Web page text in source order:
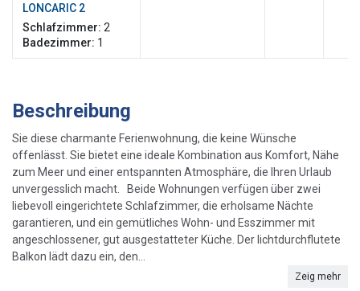
LONCARIC 2
Schlafzimmer: 2
Badezimmer: 1
Beschreibung
Sie diese charmante Ferienwohnung, die keine Wünsche
offenlässt. Sie bietet eine ideale Kombination aus Komfort, Nähe
zum Meer und einer entspannten Atmosphäre, die Ihren Urlaub
unvergesslich macht. Beide Wohnungen verfügen über zwei
liebevoll eingerichtete Schlafzimmer, die erholsame Nächte
garantieren, und ein gemütliches Wohn- und Esszimmer mit
angeschlossener, gut ausgestatteter Küche. Der lichtdurchflutete
Balkon lädt dazu ein, den...
Zeig mehr